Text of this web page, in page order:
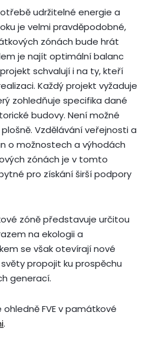
udržitelné energie a
je velmi pravděpodobné,
zónách bude hrát
je najít optimální balanc
schvalují i na ty, kteří
Každý projekt vyžaduje
zohledňuje specifika dané
budovy. Není možné
Vzdělávání veřejnosti a
o možnostech a výhodách
zónách je v tomto
pro získání širší podpory
zóně představuje určitou
na ekologii a
se však otevírají nové
propojit ku prospěchu
generací.
FVE v památkové
.